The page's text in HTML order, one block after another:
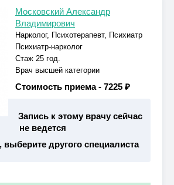
Московский Александр
Владимирович
Нарколог, Психотерапевт, Психиатр
Психиатр-нарколог
Стаж 25 год.
Врач высшей категории
Стоимость приема - 7225 ₽
Запись к этому врачу сейчас
не ведется
выберите другого специалиста